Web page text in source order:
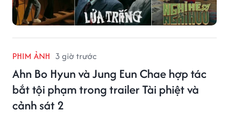
PHIM ẢNH 3 giờ trước
Ahn Bo Hyun và Jung Eun Chae hợp tác
bắt tội phạm trong trailer Tài phiệt và
cảnh sát 2